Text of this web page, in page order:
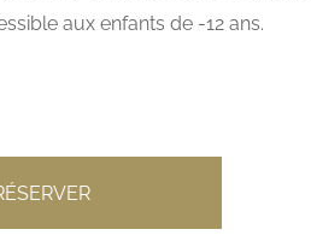
aux enfants de -12 ans.